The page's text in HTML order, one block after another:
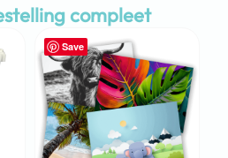
compleet
Save